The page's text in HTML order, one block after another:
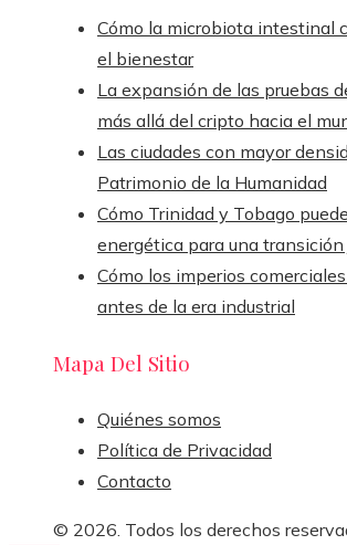
Cómo la microbiota intestinal
el bienestar
La expansión de las pruebas
más allá del cripto hacia el
Las ciudades con mayor
Patrimonio de la Humanidad
Cómo Trinidad y Tobago
energética para una
Cómo los imperios
antes de la era industrial
Mapa Del Sitio
Quiénes somos
Política de Privacidad
Contacto
© 2026. Todos los derechos